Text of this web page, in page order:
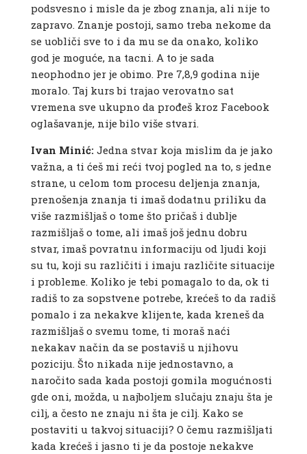
podsvesno i misle da je zbog znanja, ali nije to
zapravo. Znanje postoji, samo treba nekome da
se uobliči sve to i da mu se da onako, koliko
god je moguće, na tacni. A to je sada
neophodno jer je obimo. Pre 7,8,9 godina nije
moralo. Taj kurs bi trajao verovatno sat
vremena sve ukupno da prođeš kroz Facebook
oglašavanje, nije bilo više stvari.
Ivan Minić: Jedna stvar koja mislim da je jako
važna, a ti ćeš mi reći tvoj pogled na to, s jedne
strane, u celom tom procesu deljenja znanja,
prenošenja znanja ti imaš dodatnu priliku da
više razmišljaš o tome što pričaš i dublje
razmišljaš o tome, ali imaš još jednu dobru
stvar, imaš povratnu informaciju od ljudi koji
su tu, koji su različiti i imaju različite situacije
i probleme. Koliko je tebi pomagalo to da, ok ti
radiš to za sopstvene potrebe, krećeš to da radiš
pomalo i za nekakve klijente, kada kreneš da
razmišljaš o svemu tome, ti moraš naći
nekakav način da se postaviš u njihovu
poziciju. Što nikada nije jednostavno, a
naročito sada kada postoji gomila mogućnosti
gde oni, možda, u najboljem slučaju znaju šta je
cilj, a često ne znaju ni šta je cilj. Kako se
postaviti u takvoj situaciji? O čemu razmišljati
kada krećeš i jasno ti je da postoje nekakve